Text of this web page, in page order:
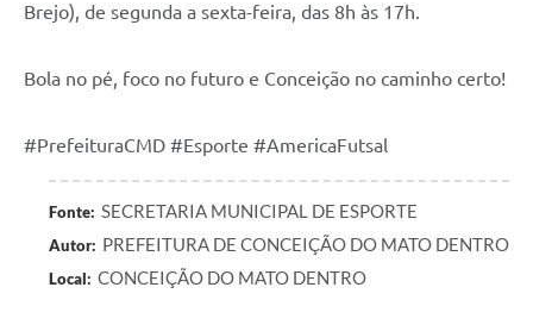
Brejo), de segunda a sexta-feira, das 8h às 17h.
Bola no pé, foco no futuro e Conceição no caminho certo!
#PrefeituraCMD #Esporte #AmericaFutsal
Fonte: SECRETARIA MUNICIPAL DE ESPORTE
Autor: PREFEITURA DE CONCEIÇÃO DO MATO DENTRO
Local: CONCEIÇÃO DO MATO DENTRO